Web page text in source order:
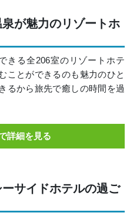
が魅力のリゾートホ
きる全206室のリゾートホテ
ことができるのも魅力のひと
るから旅先で癒しの時間を過
詳細を見る
サイドホテルの過ご